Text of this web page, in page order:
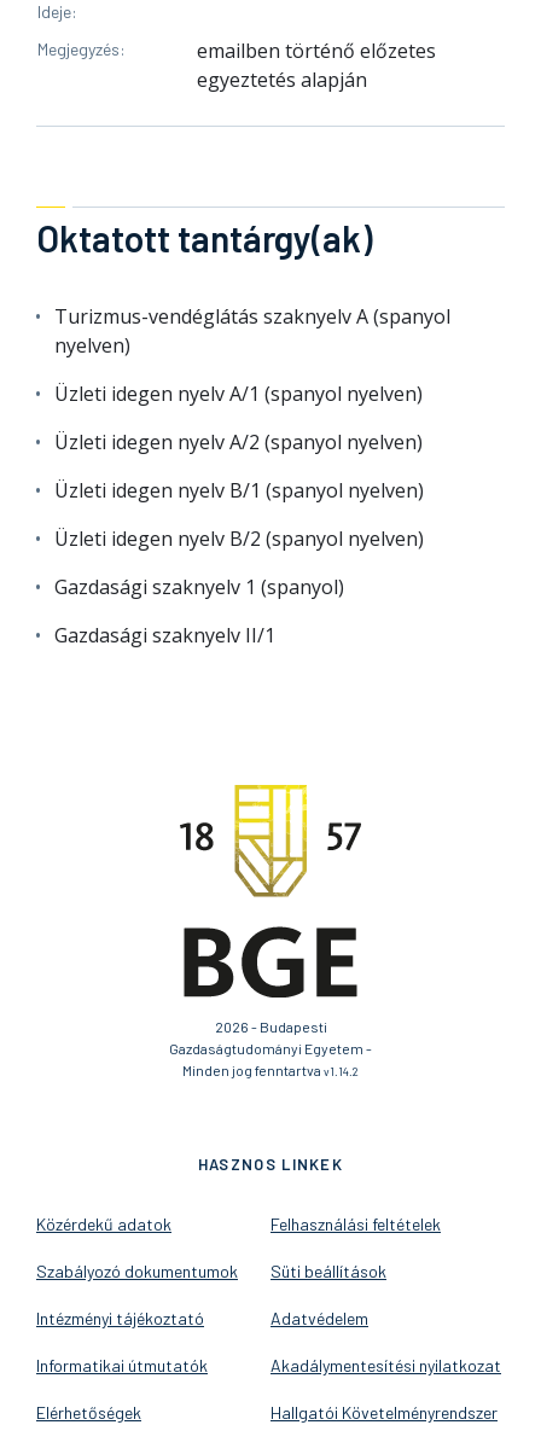
Ideje
Megjegyzés
emailben történő előzetes
egyeztetés alapján
Oktatott tantárgy(ak)
Turizmus-vendéglátás szaknyelv A (spanyol
nyelven)
Üzleti idegen nyelv A/1 (spanyol nyelven)
Üzleti idegen nyelv A/2 (spanyol nyelven)
Üzleti idegen nyelv B/1 (spanyol nyelven)
Üzleti idegen nyelv B/2 (spanyol nyelven)
Gazdasági szaknyelv 1 (spanyol)
Gazdasági szaknyelv II/1
2026 - Budapesti
Gazdaságtudományi Egyetem -
Minden jog fenntartva v1.14.2
HASZNOS LINKEK
Közérdekű adatok
Szabályozó dokumentumok
Intézményi tájékoztató
Informatikai útmutatók
Elérhetőségek
Felhasználási feltételek
Süti beállítások
Adatvédelem
Akadálymentesítési nyilatkozat
Hallgatói Követelményrendszer